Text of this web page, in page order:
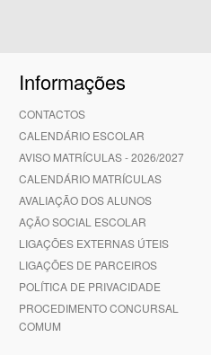
Informações
CONTACTOS
CALENDÁRIO ESCOLAR
AVISO MATRÍCULAS - 2026/2027
CALENDÁRIO MATRÍCULAS
AVALIAÇÃO DOS ALUNOS
AÇÃO SOCIAL ESCOLAR
LIGAÇÕES EXTERNAS ÚTEIS
LIGAÇÕES DE PARCEIROS
POLÍTICA DE PRIVACIDADE
PROCEDIMENTO CONCURSAL
COMUM